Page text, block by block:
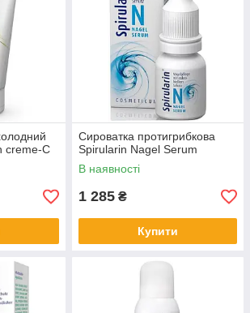
creme-C
Сироватка протигрибкова
Spirularin Nagel Serum
В наявності
1 285 ₴
Купити